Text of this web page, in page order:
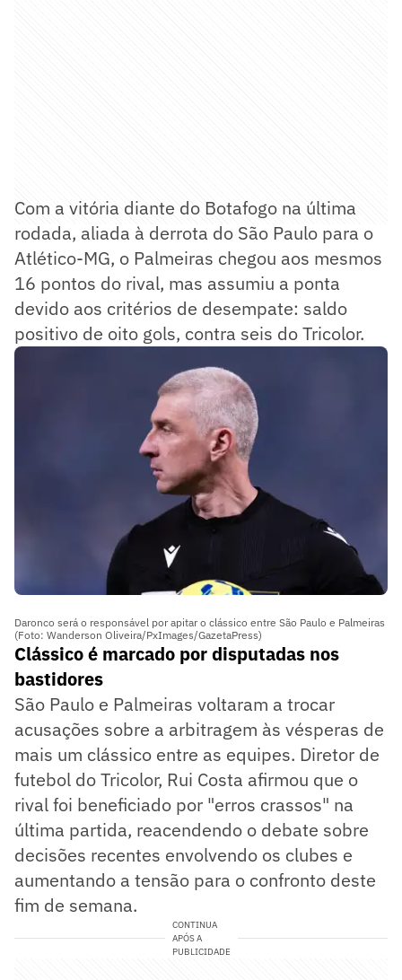
Com a vitória diante do Botafogo na última
rodada, aliada à derrota do São Paulo para o
Atlético-MG, o Palmeiras chegou aos mesmos
16 pontos do rival, mas assumiu a ponta
devido aos critérios de desempate: saldo
positivo de oito gols, contra seis do Tricolor.
Daronco será o responsável por apitar o clássico entre São Paulo e Palmeiras
(Foto: Wanderson Oliveira/PxImages/GazetaPress)
Clássico é marcado por disputadas nos
bastidores
São Paulo e Palmeiras voltaram a trocar
acusações sobre a arbitragem às vésperas de
mais um clássico entre as equipes. Diretor de
futebol do Tricolor, Rui Costa afirmou que o
rival foi beneficiado por "erros crassos" na
última partida, reacendendo o debate sobre
decisões recentes envolvendo os clubes e
aumentando a tensão para o confronto deste
fim de semana.
CONTINUA
APÓS A
PUBLICIDADE